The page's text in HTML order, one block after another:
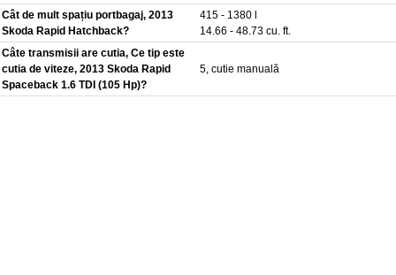
Cât de mult spațiu portbagaj, 2013
Skoda Rapid Hatchback?
415 - 1380 l
14.66 - 48.73 cu. ft.
Câte transmisii are cutia, Ce tip este
cutia de viteze, 2013 Skoda Rapid
Spaceback 1.6 TDI (105 Hp)?
5, cutie manuală